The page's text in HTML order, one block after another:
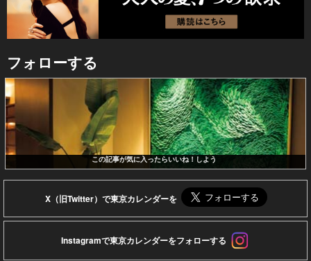
フォローする
この記事が気に入ったらいいね！しよう
X（旧Twitter）で東京カレンダーを
Instagramで東京カレンダーをフォローする